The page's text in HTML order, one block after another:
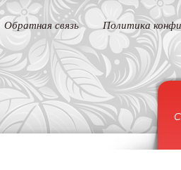
Обратная связь Политика